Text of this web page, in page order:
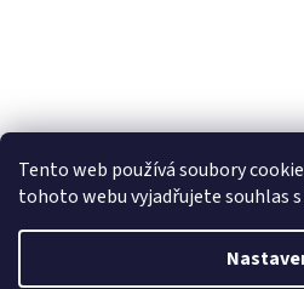
Tento web používá soubory
tohoto webu vyjadřujete souhlas